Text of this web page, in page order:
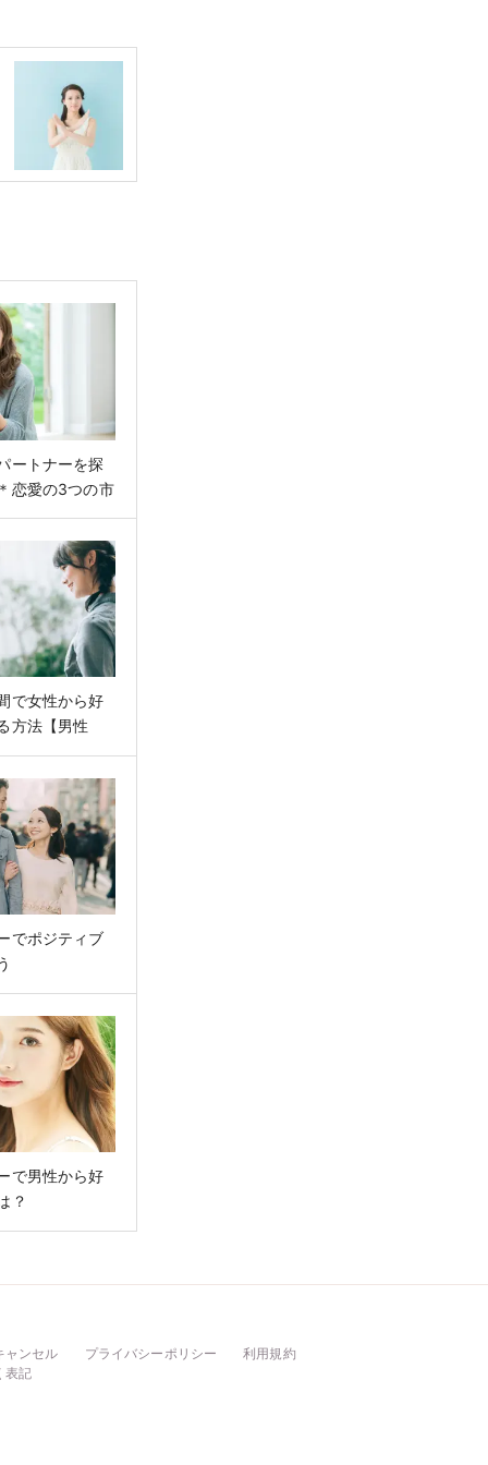
ートナーを探
恋愛の3つの市
で女性から好
方法【男性
でポジティブ
で男性から好
？
ャンセル プライバシーポリシー
利用規約
表記